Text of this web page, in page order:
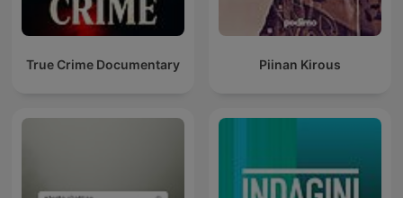
True Crime Documentary Piinan Kirous